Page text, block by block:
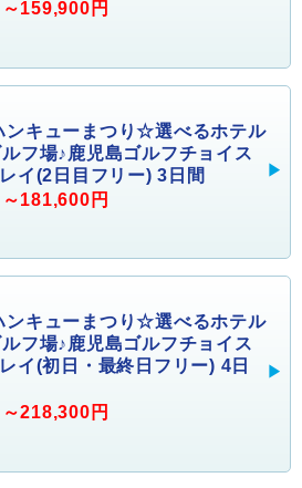
159,900円
キューまつり☆選べるホテル
フ場♪鹿児島ゴルフチョイス
イ(2日目フリー) 3日間
181,600円
キューまつり☆選べるホテル
フ場♪鹿児島ゴルフチョイス
イ(初日・最終日フリー) 4日
218,300円